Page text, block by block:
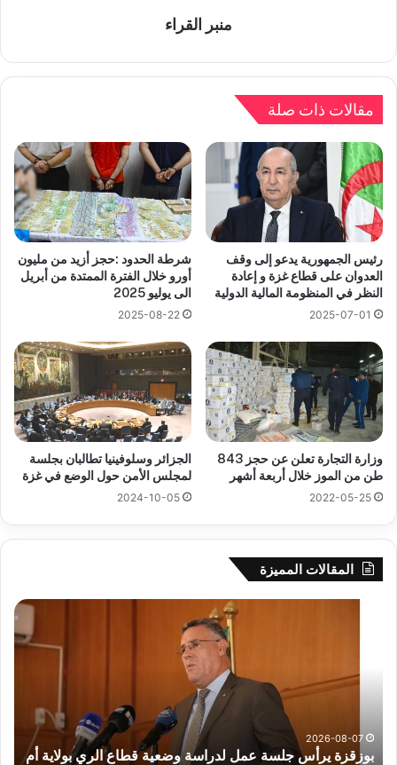
منبر القراء
مقالات ذات صلة
رئيس الجمهورية يدعو إلى وقف
العدوان على قطاع غزة و إعادة
النظر في المنظومة المالية الدولية
2025-07-01
شرطة الحدود :حجز أزيد من مليون
أورو خلال الفترة الممتدة من أبريل
الى يوليو 2025
2025-08-22
وزارة التجارة تعلن عن حجز 843
طن من الموز خلال أربعة أشهر
2022-05-25
الجزائر وسلوفينيا تطالبان بجلسة
لمجلس الأمن حول الوضع في غزة
2024-10-05
المقالات المميزة
لدراسة
الري
بولاية
2026-08-07
بوزقزة يرأس جلسة عمل لدراسة وضعية قطاع الري بولاية أم